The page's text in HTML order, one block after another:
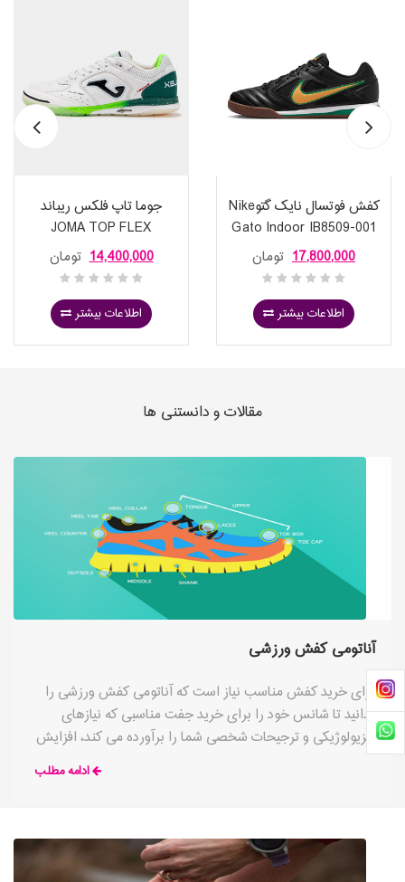
جوما تاپ فلکس ریباند
JOMA TOP FLEX
REBOUND 2632 WHITE S
تومان 14,400,000
اطلاعات بیشتر
کفش فوتسال نایک گتوNike
Gato Indoor IB8509-001
17,800,000
اطلاعات بیشتر
مقالات و دانستنی ها
آناتومی کفش ورزشی
برای خرید کفش مناسب نیاز است که آناتومی کفش ورزشی را
بدانید تا شانس خود را برای خرید جفت مناسبی که نیازهای
فیزیولوژیکی و ترجیحات شخصی شما را برآورده می کند، افزایش
دهید. هر کفش ورزشی متناسب با رشته مرتبط ساخته شده است،
اما به طور کلی بخش های مختلف تمام کفش ها مشترک هستند
متمایزیست که باید
ادامه مطلب